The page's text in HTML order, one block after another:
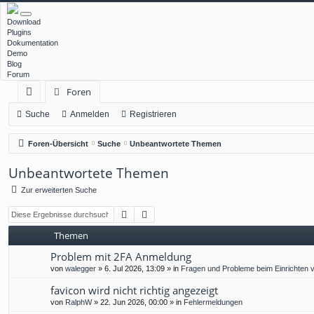
Download
Plugins
Dokumentation
Demo
Blog
Forum
ch
ne
llz
ug
f
Foren
Suche Anmelden Registrieren
Foren-Übersicht Suche Unbeantwortete Themen
Unbeantwortete Themen
Zur erweiterten Suche
Suche
Themen
Problem mit 2FA Anmeldung
von walegger » 6. Jul 2026, 13:09 » in Fragen und Probleme beim Einrichten
favicon wird nicht richtig angezeigt
von RalphW» 22. Jun 2026, 00:00 » in Fehlermeldungen